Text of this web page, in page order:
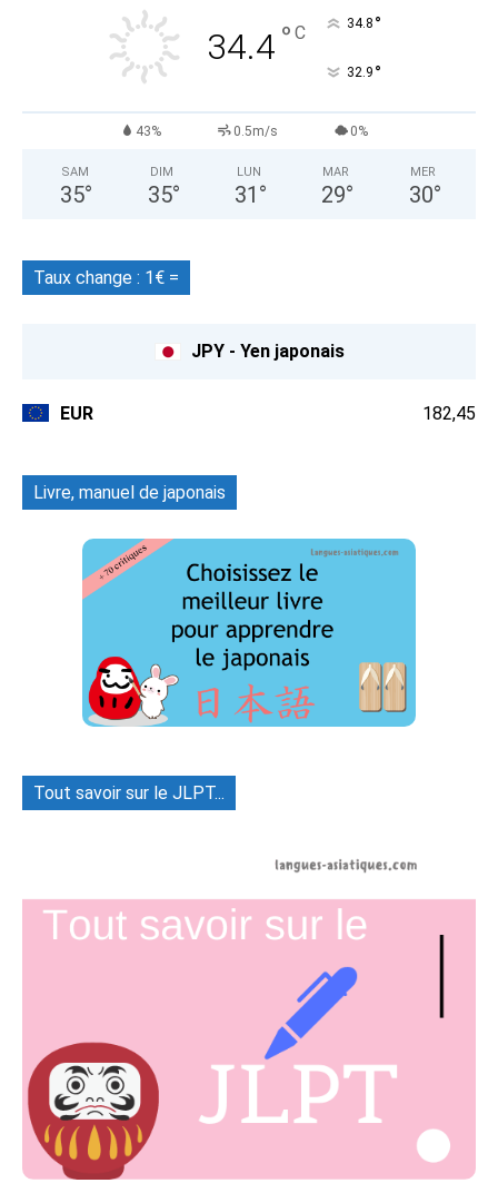
34.4 ° C 34.8 °
32.9 °
43% 0.5m/s 0%
SAM
35°
DIM
35°
LUN
31 °
MAR
29°
MER
30°
Taux change : 1€ =
JPY - Yen japonais
EUR 182,45
Livre, manuel de japonais
Tout savoir sur le JLPT...